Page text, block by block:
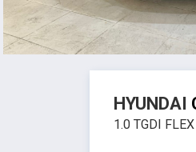
HYUNDAI
1.0 TGDI